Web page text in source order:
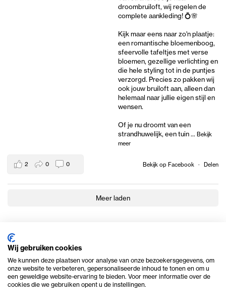
droombruiloft, wij regelen de
complete aankleding! 💍🌸
Kijk maar eens naar zo'n plaatje:
een romantische bloemenboog,
sfeervolle tafeltjes met verse
bloemen, gezellige verlichting en
die hele styling tot in de puntjes
verzorgd. Precies zo pakken wij
ook jouw bruiloft aan, alleen dan
helemaal naar jullie eigen stijl en
wensen.
Of je nu droomt van een
strandhuwelijk, een tuin... Bekijk
meer
Bekijk op Facebook · Delen
2 0 0
Meer laden
Wij gebruiken cookies
We kunnen deze plaatsen voor analyse van onze bezoekersgegevens, om
onze website te verbeteren, gepersonaliseerde inhoud te tonen en om u
een geweldige website-ervaring te bieden. Voor meer informatie over de
cookies die we gebruiken opent u de instellingen.